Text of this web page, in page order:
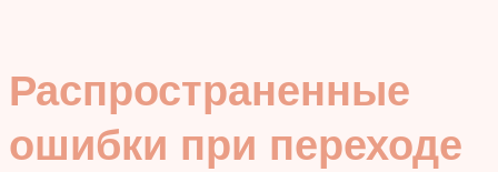
Распространенные
ошибки при переходе